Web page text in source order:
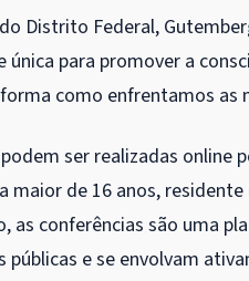
Distrito Federal,
única para promover a
como enfrentamos as
ser realizadas online
maior de 16 anos,
as conferências são uma
públicas e se envolvam